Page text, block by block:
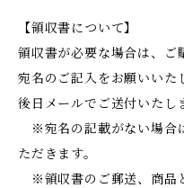
【領収書について】
領収書が必要な場合は、ご
宛名のご記入をお願いいた
後日メールでご送付いたし
※宛名の記載がない場合
ただきます。
※領収書のご郵送、商品